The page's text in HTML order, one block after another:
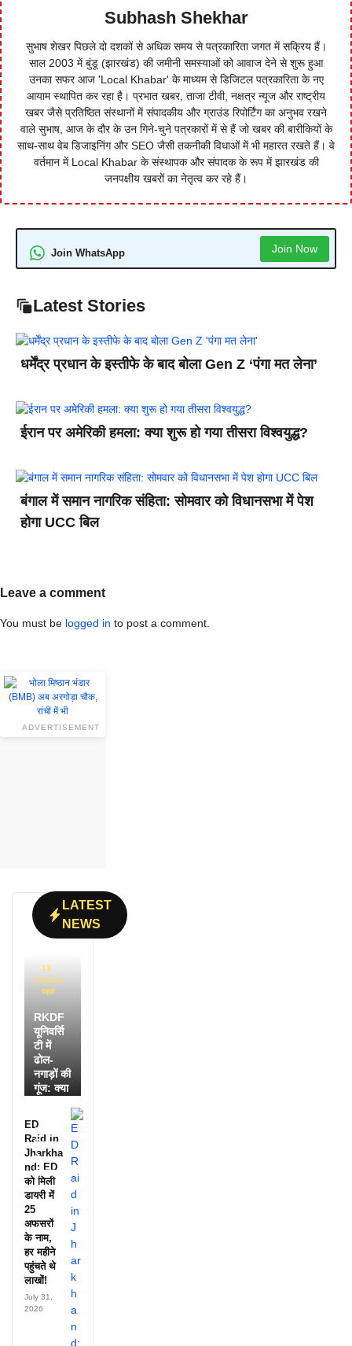
Subhash Shekhar
सुभाष शेखर पिछले दो दशकों से अधिक समय से पत्रकारिता जगत में सक्रिय हैं।
साल 2003 में बुंडू (झारखंड) की जमीनी समस्याओं को आवाज देने से शुरू हुआ
उनका सफर आज 'Local Khabar' के माध्यम से डिजिटल पत्रकारिता के नए
आयाम स्थापित कर रहा है। प्रभात खबर, ताजा टीवी, नक्षत्र न्यूज और राष्ट्रीय
खबर जैसे प्रतिष्ठित संस्थानों में संपादकीय और ग्राउंड रिपोर्टिंग का अनुभव रखने
वाले सुभाष, आज के दौर के उन गिने-चुने पत्रकारों में से हैं जो खबर की बारीकियों के
साथ-साथ वेब डिजाइनिंग और SEO जैसी तकनीकी विधाओं में भी महारत रखते हैं। वे
वर्तमान में Local Khabar के संस्थापक और संपादक के रूप में झारखंड की
जनपक्षीय खबरों का नेतृत्व कर रहे हैं।
Join WhatsApp Join Now
Latest Stories
धर्मेंद्र प्रधान के इस्तीफे के बाद बोला Gen Z ‘पंगा मत लेना’
ईरान पर अमेरिकी हमला: क्या शुरू हो गया तीसरा विश्वयुद्ध?
बंगाल में समान नागरिक संहिता: सोमवार को विधानसभा में पेश
होगा UCC बिल
Leave a comment
You must be logged in to post a comment.
ADVERTISEMENT
LATEST
NEWS
13
hours
पहले
RKDF
यूनिवर्सि
टी में
ढोल-
नगाड़ों की
गूंज: क्या
आदिवासी
दिवस की
ये
झलक?
ED
Raid in
Jharkha
nd: ED
को मिली
डायरी में
25
अफसरों
के नाम,
हर महीने
पहुंचते थे
लाखों!
July 31,
2026